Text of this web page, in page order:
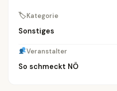
🏷Kategorie
Sonstiges
Veranstalter
So schmeckt NÖ